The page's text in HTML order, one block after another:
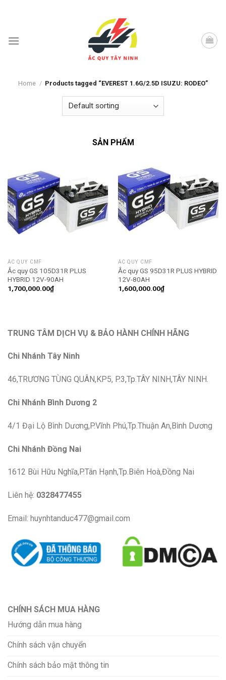
Home / Products tagged “EVEREST 1.6G/2.5D ISUZU: RODEO”
SẢN PHẨM
ẮC QUY CMF
Ắc quy GS 105D31R PLUS
HYBRID 12V-90AH
1,700,000.00₫
ẮC QUY CMF
Ắc quy GS 95D31R PLUS HYBRID
12V-80AH
1,600,000.00₫
TRUNG TÂM DỊCH VỤ & BẢO HÀNH CHÍNH HÃNG
Chi Nhánh Tây Ninh
46,TRƯƠNG TÙNG QUÂN,KP5, P.3,Tp.TÂY NINH,TÂY NINH.
Chi Nhánh Bình Dương 2
4/1 Đại Lộ Bình Dương,P.Vĩnh Phú,Tp.Thuận An,Bình Dương
Chi Nhánh Đồng Nai
1612 Bùi Hữu Nghĩa,P.Tân Hạnh,Tp.Biên Hoà,Đồng Nai
Liên hệ: 0328477455
Email: huynhtanduc477@gmail.com
CHÍNH SÁCH MUA HÀNG
Hướng dẫn mua hàng
Chính sách vận chuyển
Chính sách bảo mật thông tin